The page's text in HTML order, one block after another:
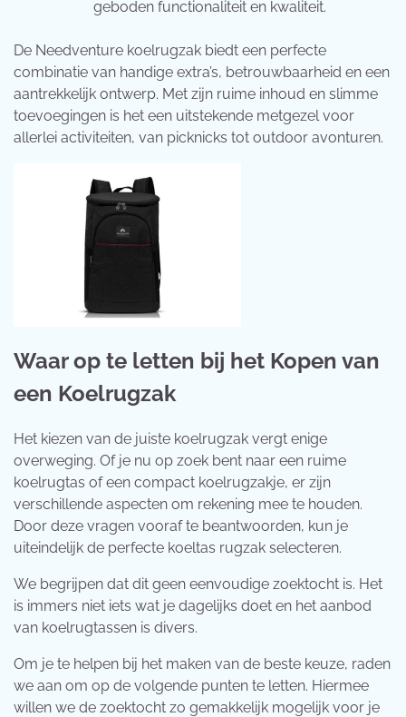
geboden functionaliteit en kwaliteit.
De Needventure koelrugzak biedt een perfecte
combinatie van handige extra’s, betrouwbaarheid en een
aantrekkelijk ontwerp. Met zijn ruime inhoud en slimme
toevoegingen is het een uitstekende metgezel voor
allerlei activiteiten, van picknicks tot outdoor avonturen.
Waar op te letten bij het Kopen van
een Koelrugzak
Het kiezen van de juiste koelrugzak vergt enige
overweging. Of je nu op zoek bent naar een ruime
koelrugtas of een compact koelrugzakje, er zijn
verschillende aspecten om rekening mee te houden.
Door deze vragen vooraf te beantwoorden, kun je
uiteindelijk de perfecte koeltas rugzak selecteren.
We begrijpen dat dit geen eenvoudige zoektocht is. Het
is immers niet iets wat je dagelijks doet en het aanbod
van koelrugtassen is divers.
Om je te helpen bij het maken van de beste keuze, raden
we aan om op de volgende punten te letten. Hiermee
willen we de zoektocht zo gemakkelijk mogelijk voor je